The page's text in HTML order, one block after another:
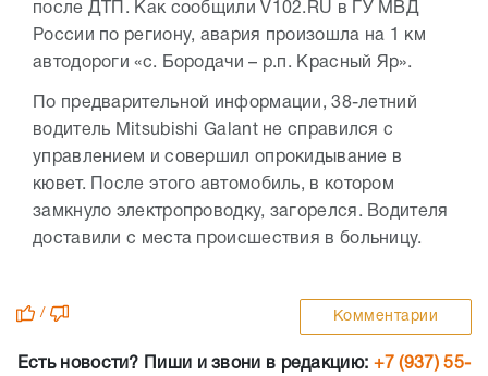
после ДТП. Как сообщили V102.RU в ГУ МВД
России по региону, авария произошла на 1 км
автодороги «с. Бородачи – р.п. Красный Яр».
По предварительной информации, 38-летний
водитель Mitsubishi Galant не справился с
управлением и совершил опрокидывание в
кювет. После этого автомобиль, в котором
замкнуло электропроводку, загорелся. Водителя
доставили с места происшествия в больницу.
/ Комментарии
Есть новости? Пиши и звони в редакцию: +7 (937) 55-